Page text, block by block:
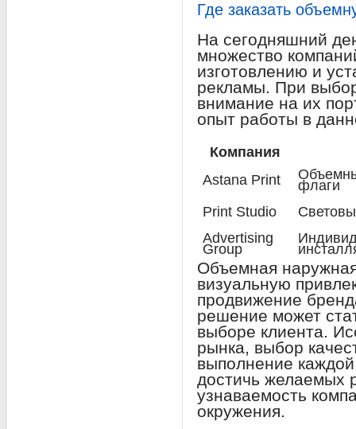
Где заказать
На сегодняшний
множество
изготовлению и
рекламы. При
внимание на их
опыт работы в
Компания
Astana Print
флаги
Print Studio
Advertising
Group
Объемная
визуальную
продвижение
решение может
выборе клиента.
рынка, выбор
выполнение
достичь желаемых
узнаваемость
окружения.